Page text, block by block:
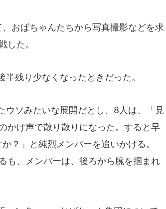
おばちゃんたちから写真撮影などを求
した。
残り少なくなったときだった。
ソみたいな展開だとし、8人は、「見
かけ声で散り散りになった。すると早
？」と純烈メンバーを追いかける。
も、メンバーは、後ろから腕を掴まれ